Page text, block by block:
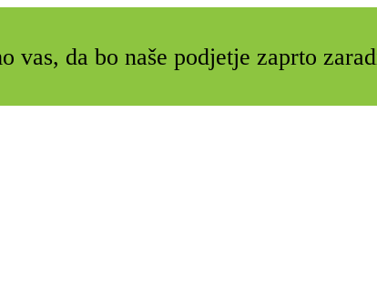
vas, da bo naše podjetje zaprto